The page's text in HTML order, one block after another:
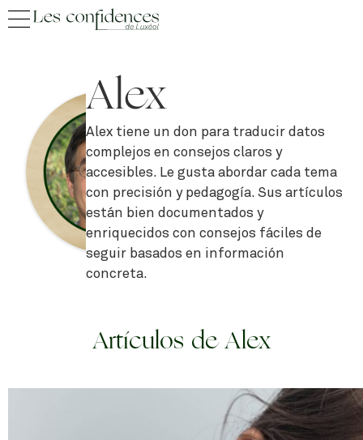
Alex
Alex tiene un don para traducir datos
complejos en consejos claros y
accesibles. Le gusta abordar cada tema
con precisión y pedagogía. Sus artículos
están bien documentados y
enriquecidos con consejos fáciles de
seguir basados en información
concreta.
Artículos de Alex